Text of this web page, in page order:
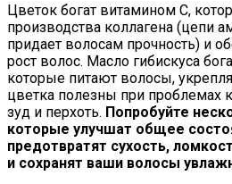
Цветок богат витамином С,
производства коллагена (цепи
придает волосам прочность) и
рост волос. Масло гибискуса
которые питают волосы,
цветка полезны при проблемах
зуд и перхоть. Попробуйте
которые улучшат общее
предотвратят сухость,
и сохранят ваши волосы